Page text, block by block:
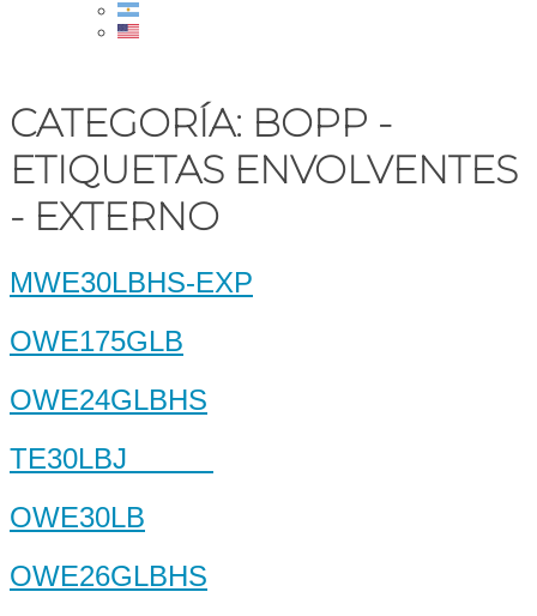
CATEGORÍA: BOPP -
ETIQUETAS ENVOLVENTES
- EXTERNO
MWE30LBHS-EXP
OWE175GLB
OWE24GLBHS
TE30LBJ
OWE30LB
OWE26GLBHS